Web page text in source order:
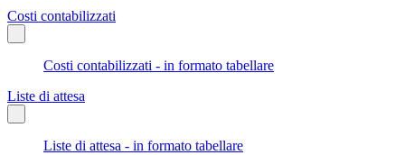
Costi contabilizzati
Costi contabilizzati - in formato tabellare
Liste di attesa
Liste di attesa - in formato tabellare